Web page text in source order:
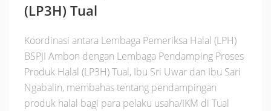
(LP3H) Tual
Koordinasi antara Lembaga Pemeriksa Halal (LPH)
BSPJI Ambon dengan Lembaga Pendamping Proses
Produk Halal (LP3H) Tual, Ibu Sri Uwar dan Ibu Sari
Ngabalin, membahas tentang pendampingan
produk halal bagi para pelaku usaha/IKM di Tual